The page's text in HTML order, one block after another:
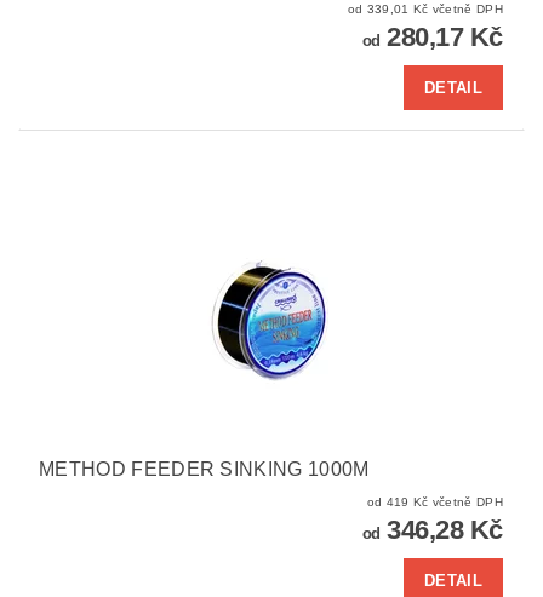
od 339,01 Kč včetně DPH
od 280,17 Kč
DETAIL
METHOD FEEDER SINKING 1000M
od 419 Kč včetně DPH
od 346,28 Kč
DETAIL